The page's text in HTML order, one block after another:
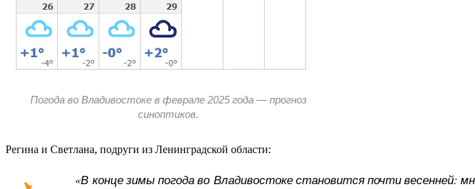
Погода во Владивостоке в феврале 2025 года — прогноз
синоптиков.
Регина и Светлана, подруги из Ленинградской области:
«В конце зимы погода во Владивостоке становится почти весенней: